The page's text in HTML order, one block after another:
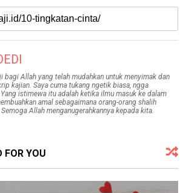
bagi Allah yang telah mudahkan untuk menyimak dan
kajian. Saya cuma tukang ngetik biasa, ngga
istimewa itu adalah ketika ilmu masuk ke dalam
amal sebagaimana orang-orang shalih
Allah menganugerahkannya kepada kita.
FOR YOU